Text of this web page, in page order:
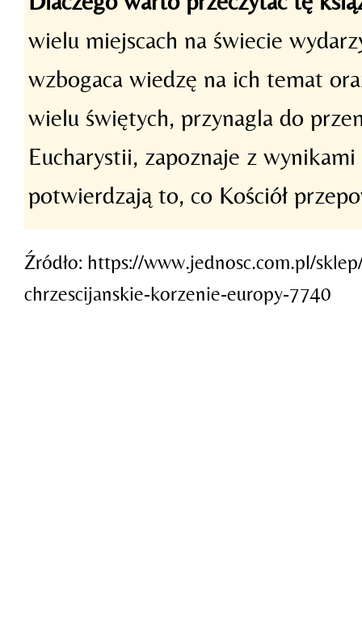
wielu miejscach na świecie
wzbogaca wiedzę na ich temat
wielu świętych, przynagla do
Eucharystii, zapoznaje z
potwierdzają to, co Kościół
Źródło: https://www.jednosc.com.pl/
chrzescijanskie-korzenie-europy-7740